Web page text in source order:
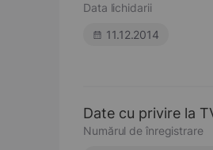
Data lichidarii
11.12.2014
Date cu privire la
Numărul de înregistrare